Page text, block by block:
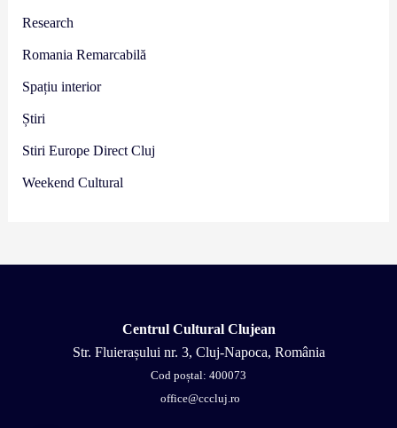
Research
Romania Remarcabilă
Spațiu interior
Știri
Stiri Europe Direct Cluj
Weekend Cultural
Centrul Cultural Clujean
Str. Fluierașului nr. 3, Cluj-Napoca, România
Cod poștal: 400073
office@cccluj.ro